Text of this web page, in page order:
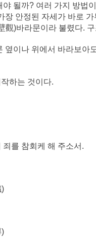
될까? 여러 가지 방법
장 안정된 자세가 바로
觀)바라문이라 불렸다.
이나 위에서 바라보아
하는 것이다.
를 참회케 해 주소서.
)
)